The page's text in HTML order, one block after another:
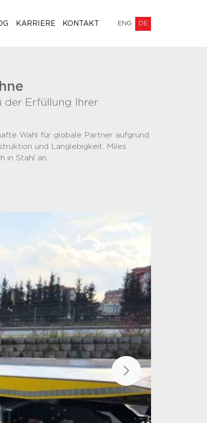
KARRIERE KONTAKT ENG DE
der Erfüllung Ihrer
Wahl für globale Partner aufgrund
und Langlebigkeit. Miles
in Stahl an.